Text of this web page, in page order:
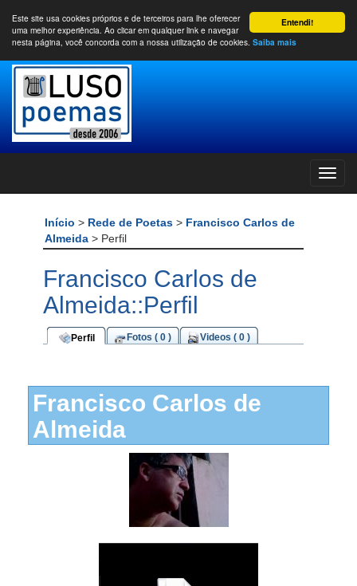
Entendi!
Este site usa cookies próprios e de terceiros para lhe oferecer
uma melhor experiência. Ao clicar em qualquer link e navegar
nesta página, você concorda com a nossa utilização de cookies. Saiba mais
Início > Rede de Poetas > Francisco Carlos de
Almeida > Perfil
Francisco Carlos de
Almeida::Perfil
Perfil Fotos ( 0 ) Videos ( 0 )
Francisco Carlos de
Almeida